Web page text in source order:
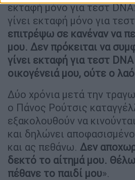
εκταφή μόνο για τεστ
γίνει εκταφή μόνο για
επιτρέψω σε κανέναν να
μου. Δεν πρόκειται να
γίνει εκταφή για τεστ
οικογένειά μου, ούτε ο
Δύο χρόνια μετά την
ο Πάνος Ρούτσις
εξακολουθούν να
και δηλώνει
και ας πεθάνω. Δεν
δεκτό το αίτημά μου.
πέθανε το παιδί μου».